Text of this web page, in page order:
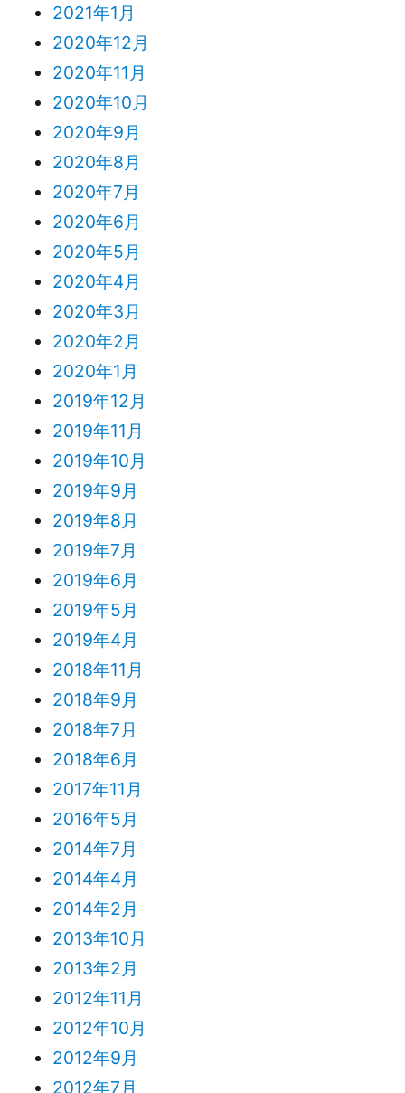
2021年1月
2020年12月
2020年11月
2020年10月
2020年9月
2020年8月
2020年7月
2020年6月
2020年5月
2020年4月
2020年3月
2020年2月
2020年1月
2019年12月
2019年11月
2019年10月
2019年9月
2019年8月
2019年7月
2019年6月
2019年5月
2019年4月
2018年11月
2018年9月
2018年7月
2018年6月
2017年11月
2016年5月
2014年7月
2014年4月
2014年2月
2013年10月
2013年2月
2012年11月
2012年10月
2012年9月
2012年7月